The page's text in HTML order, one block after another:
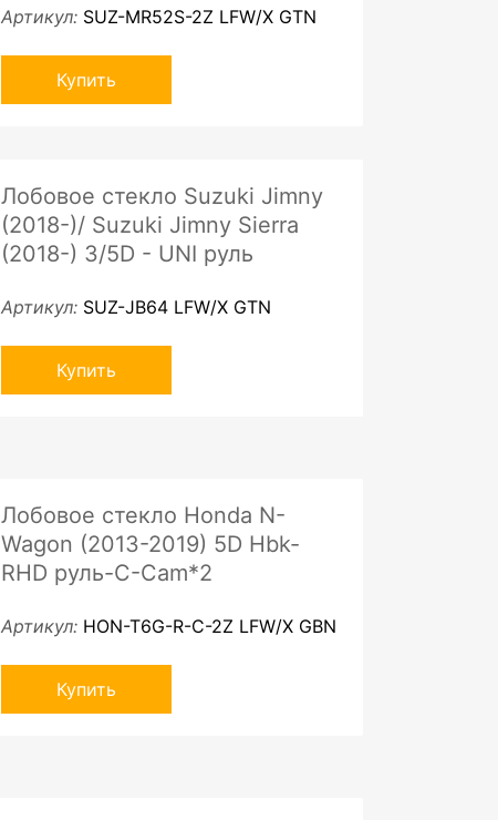
Артикул: SUZ-MR52S-2Z LFW/X GTN
Купить
Лобовое стекло Suzuki Jimny
(2018-)/ Suzuki Jimny Sierra
(2018-) 3/5D - UNI руль
Артикул: SUZ-JB64 LFW/X GTN
Купить
Лобовое стекло Honda N-
Wagon (2013-2019) 5D Hbk-
RHD руль-C-Cam*2
Артикул: HON-T6G-R-C-2Z LFW/X GBN
Купить